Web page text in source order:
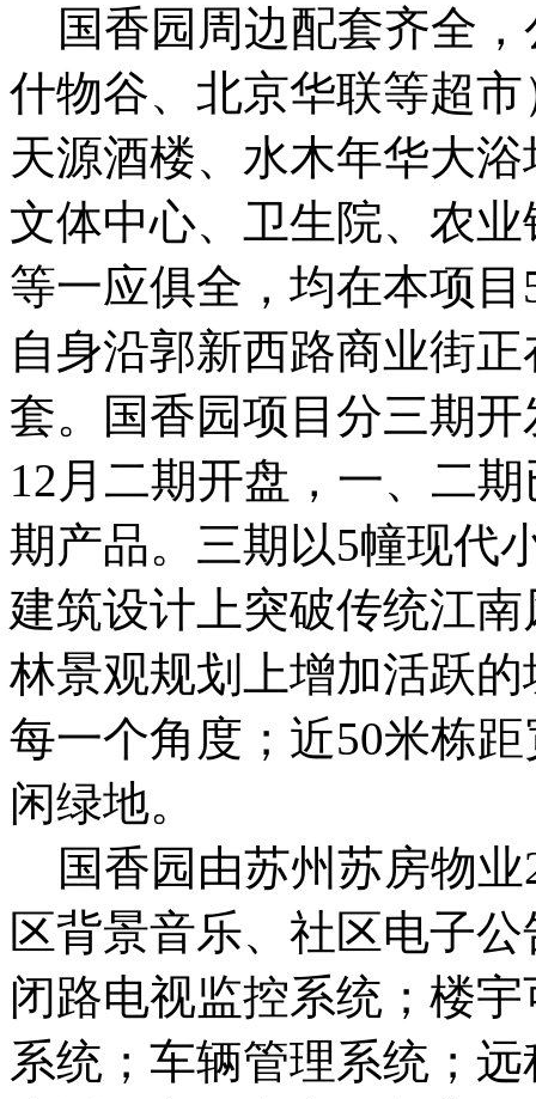
国香园周边配套齐全，
什物谷、北京华联等超
天源酒楼、水木年华大
文体中心、卫生院、农
等一应俱全，均在本项
自身沿郭新西路商业街
套。国香园项目分三期
12月二期开盘，一、二
期产品。三期以5幢现代
建筑设计上突破传统江
林景观规划上增加活跃
每一个角度；近50米栋
闲绿地。
国香园由苏州苏房物业
区背景音乐、社区电子
闭路电视监控系统；楼
系统；车辆管理系统；